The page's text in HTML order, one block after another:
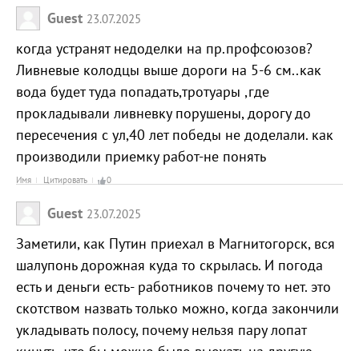
Guest 23.07.2025
когда устранят недоделки на пр.профсоюзов?
Ливневые колодцы выше дороги на 5-6 см..как
вода будет туда попадать,тротуары ,где
прокладывали ливневку порушены, дорогу до
пересечения с ул,40 лет победы не доделали. как
производили приемку работ-не понять
Имя Цитировать 0
Guest 23.07.2025
Заметили, как Путин приехал в Магнитогорск, вся
шалупонь дорожная куда то скрылась. И погода
есть и деньги есть- работников почему то нет. это
скотством назвать только можно, когда закончили
укладывать полосу, почему нельзя пару лопат